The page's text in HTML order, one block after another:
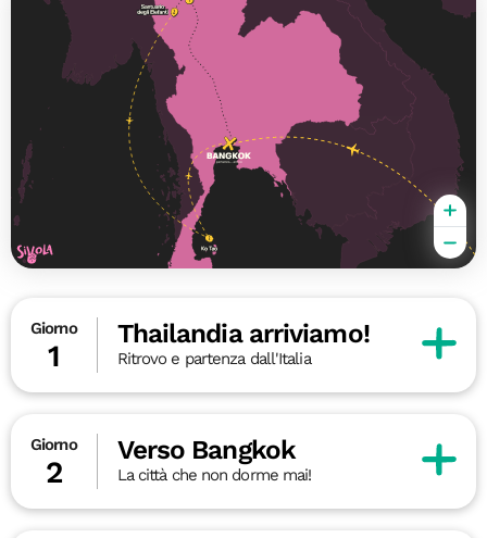
Giorno
1
Thailandia arriviamo!
Ritrovo e partenza dall'Italia
Giorno
2
Verso Bangkok
La città che non dorme mai!